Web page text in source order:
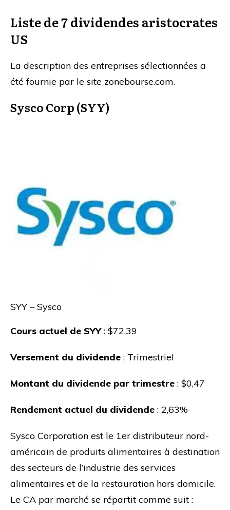
Liste de 7 dividendes aristocrates
US
La description des entreprises sélectionnées a
été fournie par le site zonebourse.com.
Sysco Corp (SYY)
SYY – Sysco
Cours actuel de SYY: $72,39
Versement du dividende : Trimestriel
Montant du dividende par trimestre : $0,47
Rendement actuel du dividende : 2,63%
Sysco Corporation est le 1er distributeur nord-
américain de produits alimentaires à destination
des secteurs de l’industrie des services
alimentaires et de la restauration hors domicile.
Le CA par marché se répartit comme suit :